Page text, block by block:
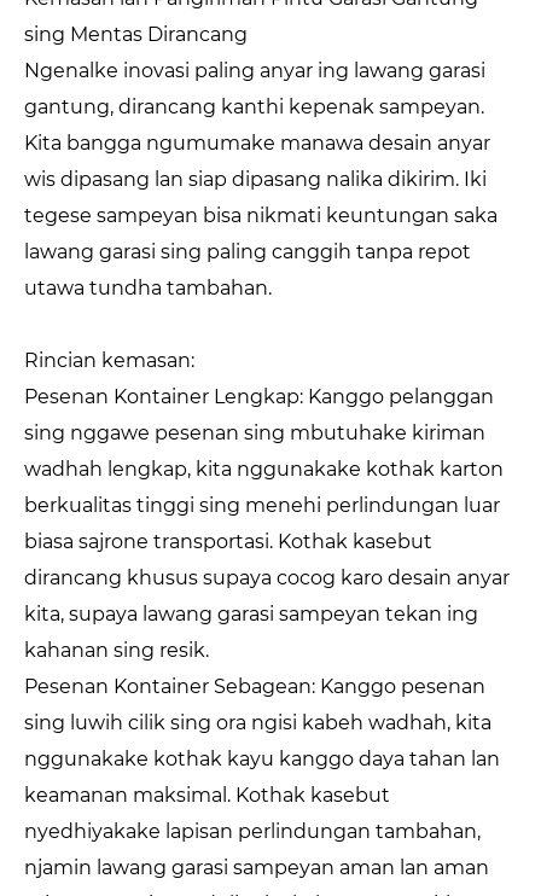
sing Mentas Dirancang
Ngenalke inovasi paling anyar ing lawang garasi
gantung, dirancang kanthi kepenak sampeyan.
Kita bangga ngumumake manawa desain anyar
wis dipasang lan siap dipasang nalika dikirim. Iki
tegese sampeyan bisa nikmati keuntungan saka
lawang garasi sing paling canggih tanpa repot
utawa tundha tambahan.
Rincian kemasan:
Pesenan Kontainer Lengkap: Kanggo pelanggan
sing nggawe pesenan sing mbutuhake kiriman
wadhah lengkap, kita nggunakake kothak karton
berkualitas tinggi sing menehi perlindungan luar
biasa sajrone transportasi. Kothak kasebut
dirancang khusus supaya cocog karo desain anyar
kita, supaya lawang garasi sampeyan tekan ing
kahanan sing resik.
Pesenan Kontainer Sebagean: Kanggo pesenan
sing luwih cilik sing ora ngisi kabeh wadhah, kita
nggunakake kothak kayu kanggo daya tahan lan
keamanan maksimal. Kothak kasebut
nyedhiyakake lapisan perlindungan tambahan,
njamin lawang garasi sampeyan aman lan aman